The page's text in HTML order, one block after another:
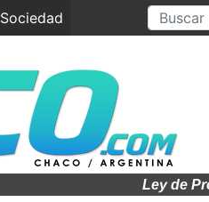
Sociedad
Ley de Propiedad Privada